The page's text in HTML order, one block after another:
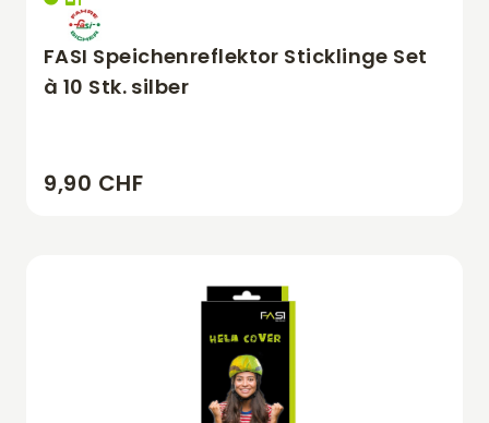
FASI Speichenreflektor Sticklinge Set
à 10 Stk. silber
9,90 CHF